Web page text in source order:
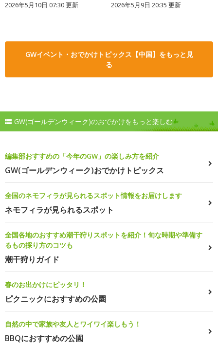
2026年5月10日 07:30 更新 2026年5月9日 20:35 更新
GWイベント・おでかけトピックス【中国】をもっと見
る
GW(ゴールデンウィーク)のおでかけをもっと楽しむ
編集部おすすめの「今年のGW」の楽しみ方を紹介
GW(ゴールデンウィーク)おでかけトピックス
全国のネモフィラが見られるスポット情報をお届けします
ネモフィラが見られるスポット
全国各地のおすすめ潮干狩りスポットを紹介！旬な時期や準備す
るもの採り方のコツも
潮干狩りガイド
春のお出かけにピッタリ！
ピクニックにおすすめの公園
自然の中で家族や友人とワイワイ楽しもう！
BBQにおすすめの公園